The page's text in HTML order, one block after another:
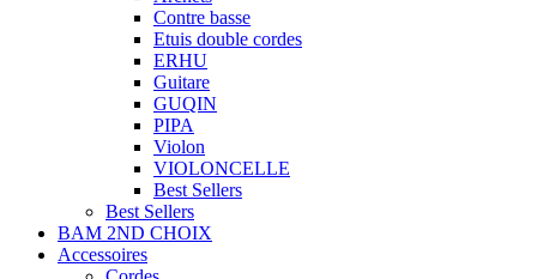
Contre basse
Etuis double cordes
ERHU
Guitare
GUQIN
PIPA
Violon
VIOLONCELLE
Best Sellers
Best Sellers
BAM 2ND CHOIX
Accessoires